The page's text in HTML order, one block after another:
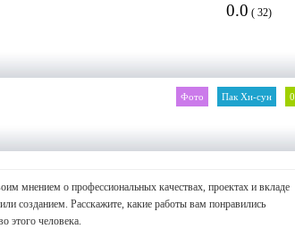
0.0 ( 32)
0
Пак Хи-сун
Фото
мнением о профессиональных качествах, проектах и вкладе
созданием. Расскажите, какие работы вам понравились
этого человека.